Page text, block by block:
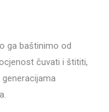
ga baštinimo od
čuvati i štititi,